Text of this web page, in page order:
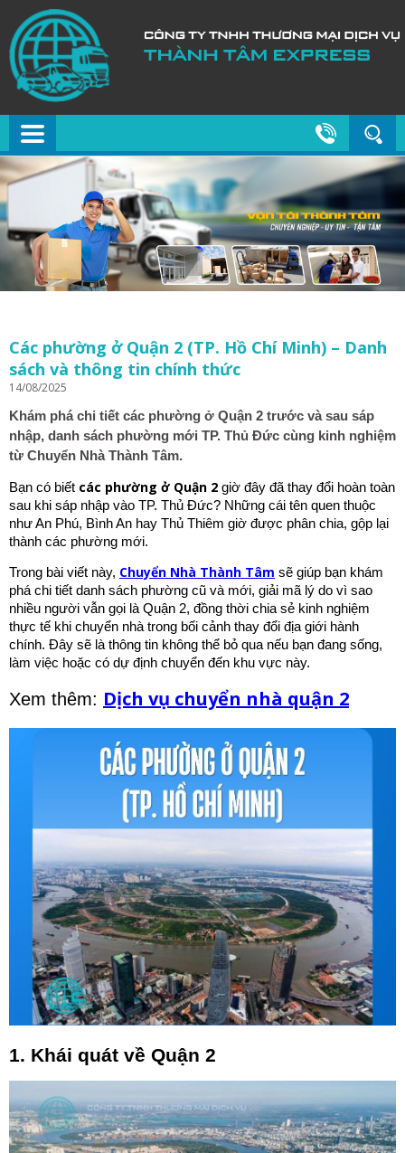
Các phường ở Quận 2 (TP. Hồ Chí Minh) – Danh
sách và thông tin chính thức
14/08/2025
Khám phá chi tiết các phường ở Quận 2 trước và sau sáp
nhập, danh sách phường mới TP. Thủ Đức cùng kinh nghiệm
từ Chuyển Nhà Thành Tâm.
Bạn có biết các phường ở Quận 2 giờ đây đã thay đổi hoàn toàn
sau khi sáp nhập vào TP. Thủ Đức? Những cái tên quen thuộc
như An Phú, Bình An hay Thủ Thiêm giờ được phân chia, gộp lại
thành các phường mới.
Trong bài viết này, Chuyển Nhà Thành Tâm sẽ giúp bạn khám
phá chi tiết danh sách phường cũ và mới, giải mã lý do vì sao
nhiều người vẫn gọi là Quận 2, đồng thời chia sẻ kinh nghiệm
thực tế khi chuyển nhà trong bối cảnh thay đổi địa giới hành
chính. Đây sẽ là thông tin không thể bỏ qua nếu bạn đang sống,
làm việc hoặc có dự định chuyển đến khu vực này.
Xem thêm: Dịch vụ chuyển nhà quận 2
1. Khái quát về Quận 2